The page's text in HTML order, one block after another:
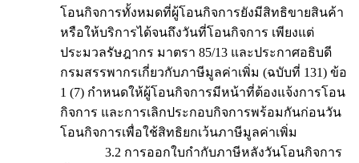
โอนกิจการทั้งหมดที่ผู้โอนกิจการยังมีสิทธิขายสินค้า
หรือให้บริการได้จนถึงวันที่โอนกิจการ เพียงแต่
ประมวลรัษฎากร มาตรา 85/13 และประกาศอธิบดี
กรมสรรพากรเกี่ยวกับภาษีมูลค่าเพิ่ม (ฉบับที่ 131) ข้อ
1 (7) กำหนดให้ผู้โอนกิจการมีหน้าที่ต้องแจ้งการโอน
กิจการ และการเลิกประกอบกิจการพร้อมกันก่อนวัน
โอนกิจการเพื่อใช้สิทธิยกเว้นภาษีมูลค่าเพิ่ม
3.2 การออกใบกำกับภาษีหลังวันโอนกิจการ